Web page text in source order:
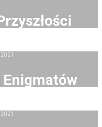
Enigmatów